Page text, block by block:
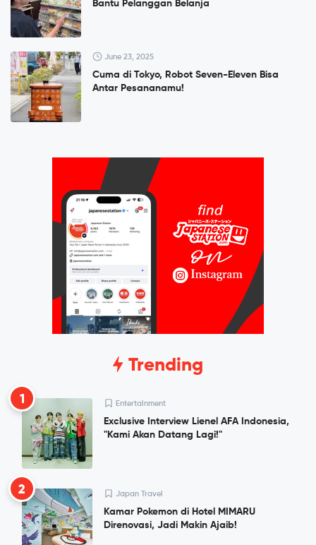
Bantu Pelanggan Belanja
June 23, 2025
Cuma di Tokyo, Robot Seven-Eleven Bisa
Antar Pesananamu!
Trending
1 Entertainment
Exclusive Interview Lienel AFA Indonesia,
"Kami Akan Datang Lagi!"
2 Japan Travel
Kamar Pokemon di Hotel MIMARU
Direnovasi, Jadi Makin Ajaib!